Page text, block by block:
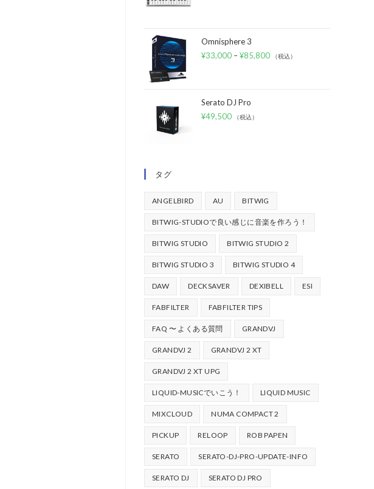
Omnisphere 3
¥33,000 –¥85,800 （税込）
Serato DJ Pro
¥49,500 （税込）
タグ
ANGELBIRD AU BITWIG
BITWIG-STUDIOで良い感じに音楽を作ろう！
BITWIG STUDIO BITWIG STUDIO 2
BITWIG STUDIO 3 BITWIG STUDIO 4
DAW DECKSAVER DEXIBELL ESI
FABFILTER FABFILTER TIPS
FAQ 〜 よくある質問 GRANDVJ
GRANDVJ 2 GRANDVJ 2 XT
GRANDVJ 2 XT UPG
LIQUID-MUSICでいこう！ LIQUID MUSIC
MIXCLOUD NUMA COMPACT 2
PICKUP RELOOP ROB PAPEN
SERATO SERATO-DJ-PRO-UPDATE-INFO
SERATO DJ SERATO DJ PRO